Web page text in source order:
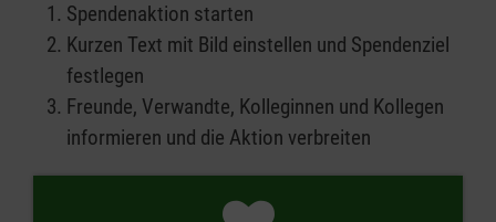
Spendenaktion starten
Kurzen Text mit Bild einstellen und Spendenziel
festlegen
Freunde, Verwandte, Kolleginnen und Kollegen
informieren und die Aktion verbreiten